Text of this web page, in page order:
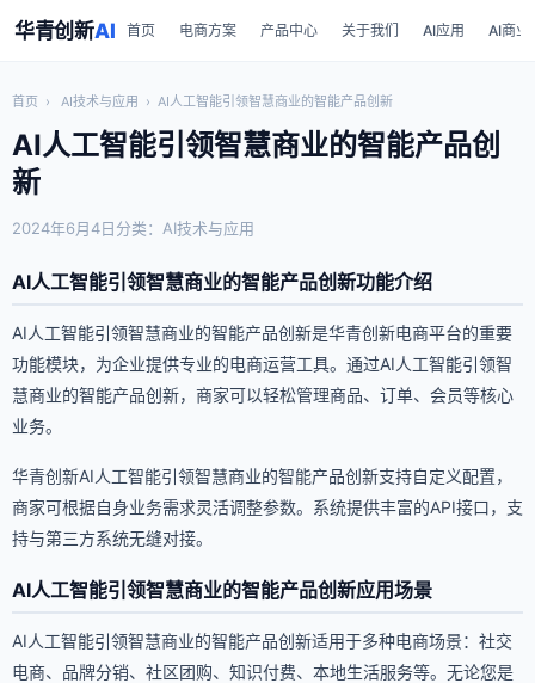
华青创新AI 首页 电商方案 产品中心 关于我们 AI应用 AI商业
首页 › AI技术与应用 › AI人工智能引领智慧商业的智能产品创新
AI人工智能引领智慧商业的智能产品创
新
2024年6月4日分类：AI技术与应用
AI人工智能引领智慧商业的智能产品创新功能介绍
AI人工智能引领智慧商业的智能产品创新是华青创新电商平台的重要
功能模块，为企业提供专业的电商运营工具。通过AI人工智能引领智
慧商业的智能产品创新，商家可以轻松管理商品、订单、会员等核心
业务。
华青创新AI人工智能引领智慧商业的智能产品创新支持自定义配置，
商家可根据自身业务需求灵活调整参数。系统提供丰富的API接口，支
持与第三方系统无缝对接。
AI人工智能引领智慧商业的智能产品创新应用场景
AI人工智能引领智慧商业的智能产品创新适用于多种电商场景：社交
电商、品牌分销、社区团购、知识付费、本地生活服务等。无论您是